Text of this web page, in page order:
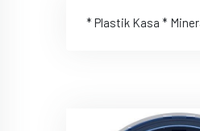
* Plastik Kasa *